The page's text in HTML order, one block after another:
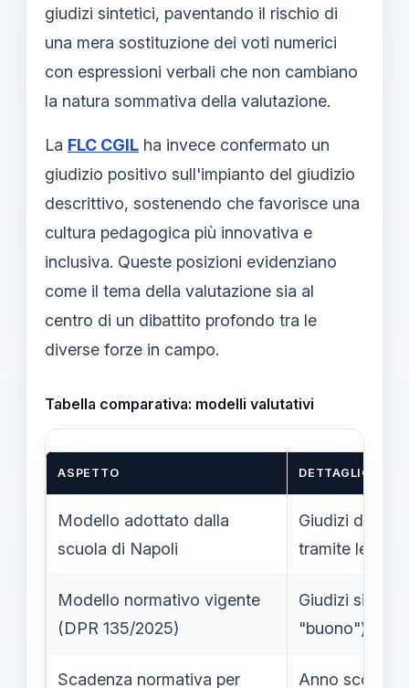
giudizi sintetici, paventando il rischio di
una mera sostituzione dei voti numerici
con espressioni verbali che non cambiano
la natura sommativa della valutazione.
La FLC CGIL ha invece confermato un
giudizio positivo sull'impianto del giudizio
descrittivo, sostenendo che favorisce una
cultura pedagogica più innovativa e
inclusiva. Queste posizioni evidenziano
come il tema della valutazione sia al
centro di un dibattito profondo tra le
diverse forze in campo.
Tabella comparativa: modelli valutativi
ASPETTO DETTAGLIO
Modello adottato dalla
scuola di Napoli
Giudizi
tramite lettere
Modello normativo vigente
(DPR 135/2025)
Giudizi
"buono")
Scadenza normativa per
Anno